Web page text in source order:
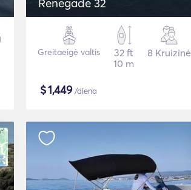
Renegade 32
Greitaeigė valtis
32 ft
10 m
8 Kruizinė
$1,449/diena